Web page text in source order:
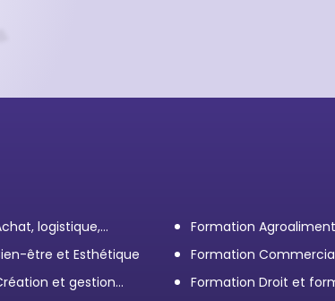
logistique,
Formation
être et Esthétique
Formation
client
et gestion
Formation Droit et